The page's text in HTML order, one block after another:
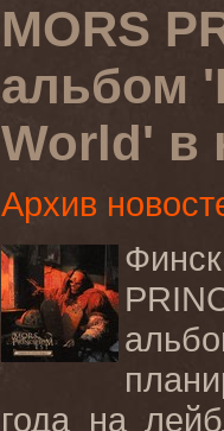
MORS
альбом
World' в
Архив
года на